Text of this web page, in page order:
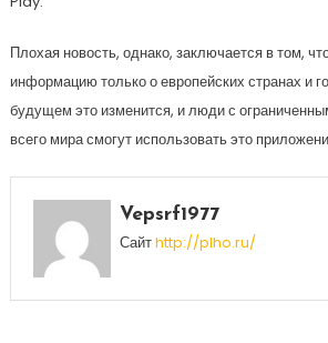
Плохая новость, однако, заключается в том,
информацию только о европейских странах и
будущем это изменится, и люди с
всего мира смогут использовать это
Vepsrf1977
Сайтhttp://plho.ru/